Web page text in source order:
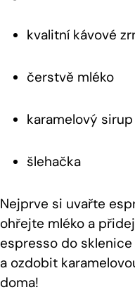
kvalitní kávové
čerstvě mléko
karamelový sirup
šlehačka
Nejprve si uvařte
ohřejte mléko a
espresso do
a ozdobit
doma!